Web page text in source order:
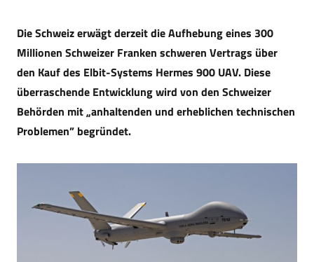
Die Schweiz erwägt derzeit die Aufhebung eines 300
Millionen Schweizer Franken schweren Vertrags über
den Kauf des Elbit-Systems Hermes 900 UAV. Diese
überraschende Entwicklung wird von den Schweizer
Behörden mit „anhaltenden und erheblichen technischen
Problemen” begründet.